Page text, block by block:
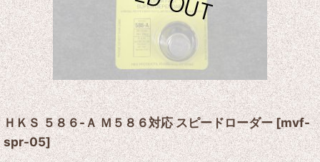
ＨＫＳ ５８６-Ａ Ｍ５８６対応 スピードローダー[mvf-
spr-05]